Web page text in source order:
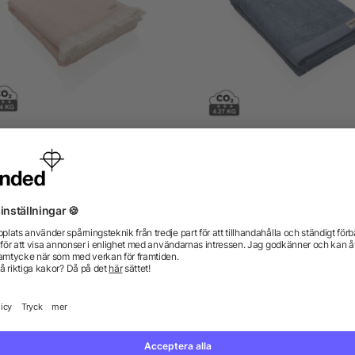
Ukiyo Hisako AWARE™ 4
handduk/filt 100x180
från 130,44 kr från 123,43 kr
Vi har svaren.